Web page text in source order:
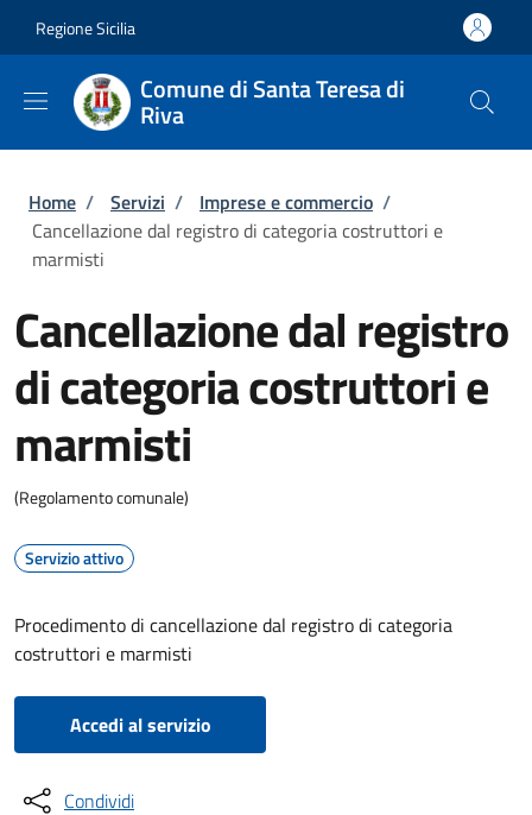
Regione Sicilia
Comune di Santa Teresa di
Riva
Briciole di pane
Home / Servizi / Imprese e commercio /
Cancellazione dal registro di categoria costruttori e
marmisti
Cancellazione dal registro
di categoria costruttori e
marmisti
(Regolamento comunale)
Servizio attivo
Procedimento di cancellazione dal registro di categoria
costruttori e marmisti
Accedi al servizio
Condividi